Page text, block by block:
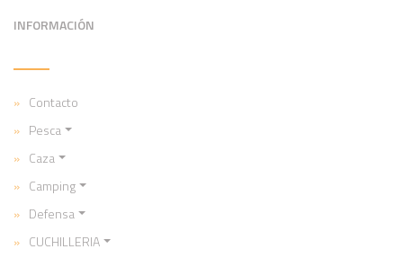
INFORMACIÓN
Contacto
Pesca
Caza
Camping
Defensa
CUCHILLERIA